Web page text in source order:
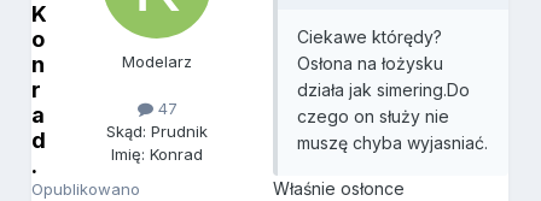
K
o
n
r
a
d
.
Opublikowano
Modelarz
47
Skąd: Prudnik
Imię: Konrad
Ciekawe którędy?
Osłona na łożysku
działa jak simering.Do
czego on służy nie
muszę chyba wyjasniać.
Właśnie osłonce